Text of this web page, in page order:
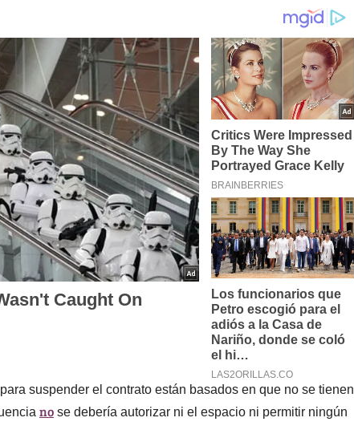
suspender el contrato están basados en que no se tienen
no se debería autorizar ni el espacio ni permitir ningún